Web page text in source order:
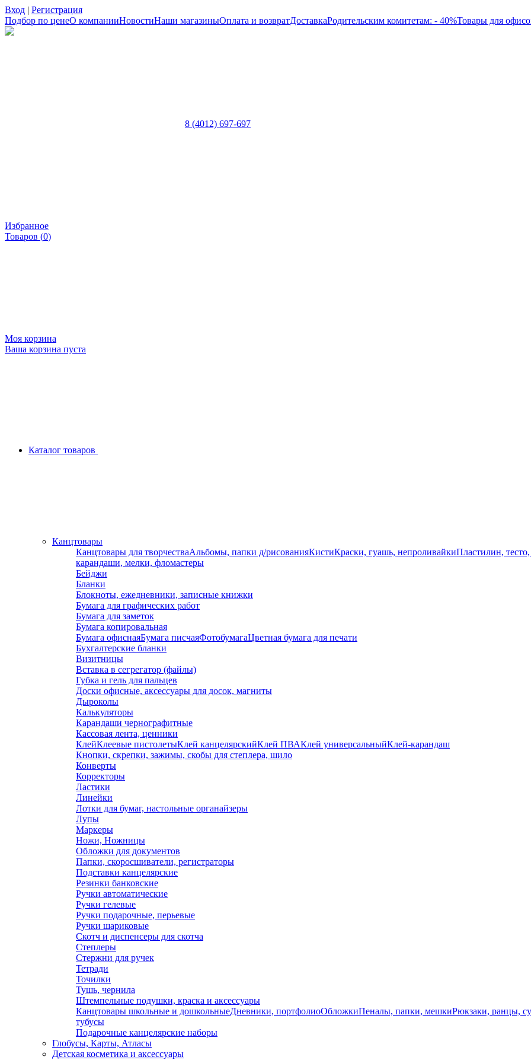
Вход | Регистрация
Подбор по ценеО компанииНовостиНаши магазиныОплата и возвратДоставкаРодительским комитетам: - 40%Товары для
8 (4012) 697-697
Избранное
Товаров (0)
Моя корзина
Ваша корзина пуста
Каталог товаров
Канцтовары
Канцтовары для творчестваАльбомы, папки д/рисованияКистиКраски, гуашь, непроливайкиПластилин,
карандаши, мелки, фломастеры
Бейджи
Бланки
Блокноты, ежедневники, записные книжки
Бумага для графических работ
Бумага для заметок
Бумага копировальная
Бумага офиснаяБумага писчаяФотобумагаЦветная бумага для печати
Бухгалтерские бланки
Визитницы
Вставка в сегрегатор (файлы)
Губка и гель для пальцев
Доски офисные, аксессуары для досок, магниты
Дыроколы
Калькуляторы
Карандаши чернографитные
Кассовая лента, ценники
КлейКлеевые пистолетыКлей канцелярскийКлей ПВАКлей универсальныйКлей-карандаш
Кнопки, скрепки, зажимы, скобы для степлера, шило
Конверты
Корректоры
Ластики
Линейки
Лотки для бумаг, настольные органайзеры
Лупы
Маркеры
Ножи, Ножницы
Обложки для документов
Папки, скоросшиватели, регистраторы
Подставки канцелярские
Резинки банковские
Ручки автоматические
Ручки гелевые
Ручки подарочные, перьевые
Ручки шариковые
Скотч и диспенсеры для скотча
Степлеры
Стержни для ручек
Тетради
Точилки
Тушь, чернила
Штемпельные подушки, краска и аксессуары
Канцтовары школьные и дошкольныеДневники, портфолиоОбложкиПеналы, папки, мешкиРюкзаки, ранцы,
тубусы
Подарочные канцелярские наборы
Глобусы, Карты, Атласы
Детская косметика и аксессуары